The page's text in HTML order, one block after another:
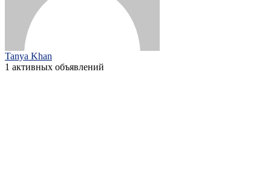
Tanya Khan
1 активных объявлений